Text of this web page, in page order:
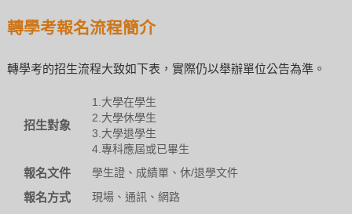
轉學考報名流程簡介
轉學考的招生流程大致如下表，實際仍以舉辦單位公告為準。
招生對象
1.大學在學生
2.大學休學生
3.大學退學生
4.專科應屆或已畢生
報名文件 學生證、成績單、休/退學文件
報名方式 現場、通訊、網路